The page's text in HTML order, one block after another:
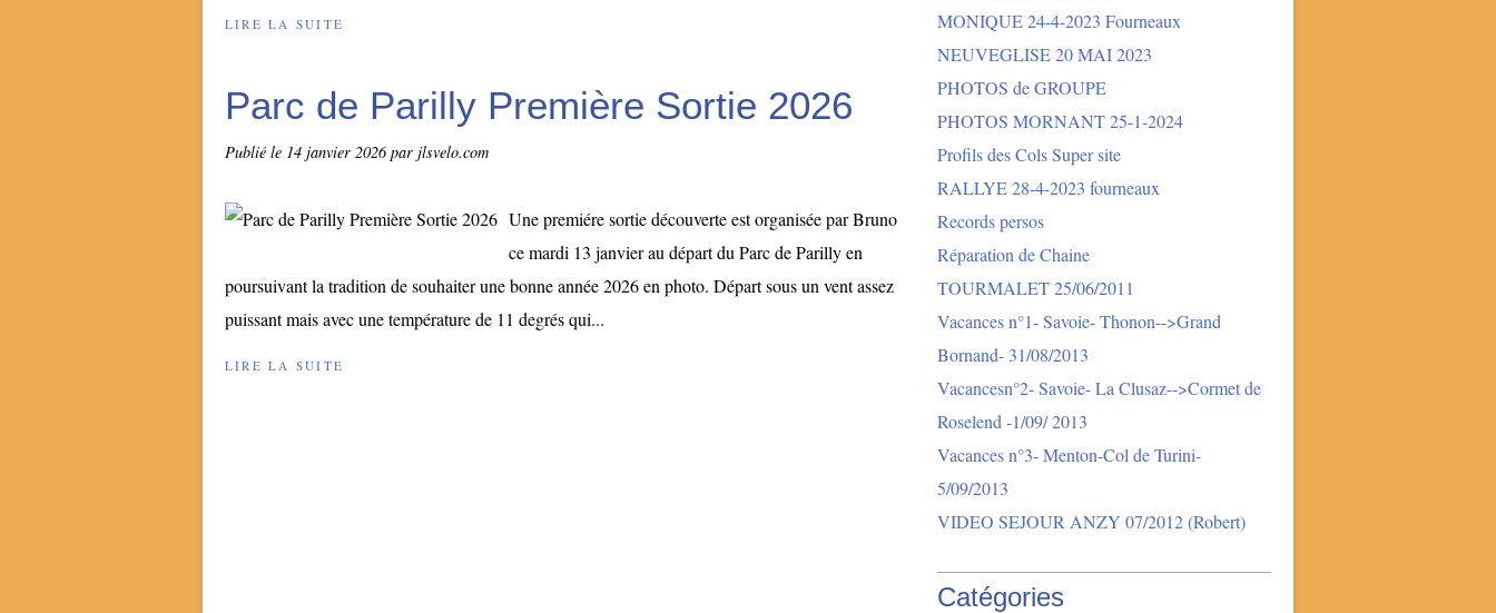
LIRE LA SUITE
Parc de Parilly Première Sortie 2026
Publié le 14 janvier 2026par jlsvelo.com
Une premiére sortie découverte est organisée par Bruno
ce mardi 13 janvier au départ du Parc de Parilly en
poursuivant la tradition de souhaiter une bonne année 2026 en photo. Départ sous un vent assez
puissant mais avec une température de 11 degrés qui...
LIRE LA SUITE
MONIQUE 24-4-2023 Fourneaux
NEUVEGLISE 20 MAI 2023
PHOTOS de GROUPE
PHOTOS MORNANT 25-1-2024
Profils des Cols Super site
RALLYE 28-4-2023 fourneaux
Records persos
Réparation de Chaine
TOURMALET 25/06/2011
Vacances n°1- Savoie- Thonon-->Grand
Bornand- 31/08/2013
Vacancesn°2- Savoie- La Clusaz-->Cormet de
Roselend -1/09/ 2013
Vacances n°3- Menton-Col de Turini-
5/09/2013
VIDEO SEJOUR ANZY 07/2012 (Robert)
Catégories